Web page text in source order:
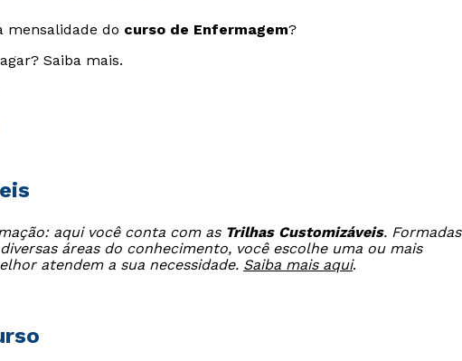
mensalidade do curso de Enfermagem?
Saiba mais.
aqui você conta com as Trilhas Customizáveis. Formadas
áreas do conhecimento, você escolhe uma ou mais
atendem a sua necessidade. Saiba mais aqui.